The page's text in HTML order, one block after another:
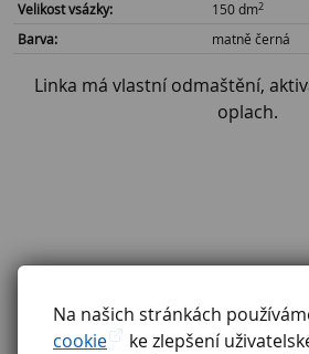
Na našich stránkách
cookie
ke zlepšení
Velikost vsázky: 150 dm2
Barva: matně černá
Linka má vlastní odmaštění,
oplach.